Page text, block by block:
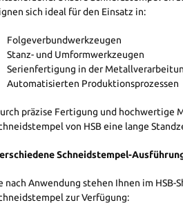
sich ideal für den Einsatz in:
Folgeverbundwerkzeugen
Stanz- und Umformwerkzeugen
Serienfertigung in der
Automatisierten Produktionsprozessen
präzise Fertigung und hochwertige
von HSB eine lange
Schneidstempel-
nach Anwendung stehen Ihnen im HSB-
zur Verfügung: